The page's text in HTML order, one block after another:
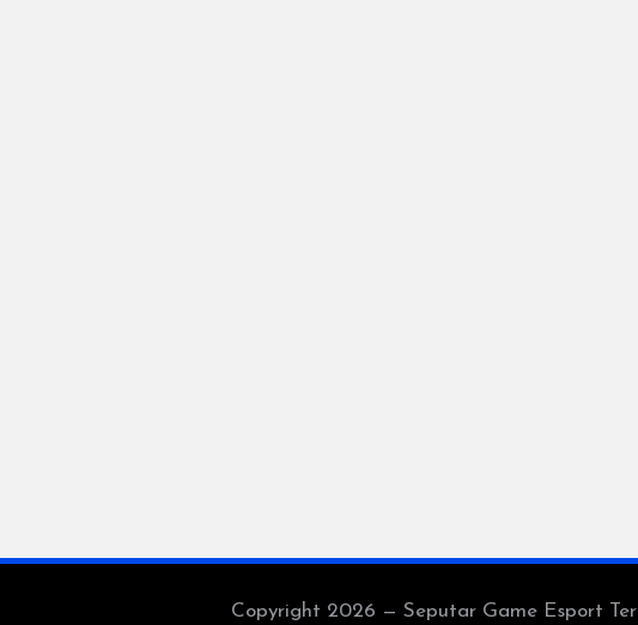
Copyright 2026 — Seputar Game Esport